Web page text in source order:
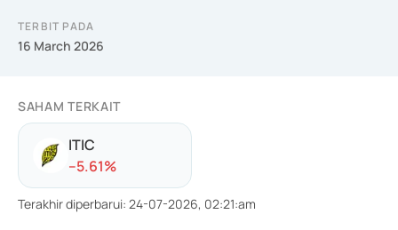
TERBIT PADA
16 March 2026
SAHAM TERKAIT
ITIC
--5.61%
Terakhir diperbarui: 24-07-2026, 02:21:am